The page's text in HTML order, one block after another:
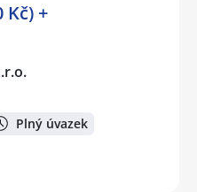
Kč) +
Plný úvazek